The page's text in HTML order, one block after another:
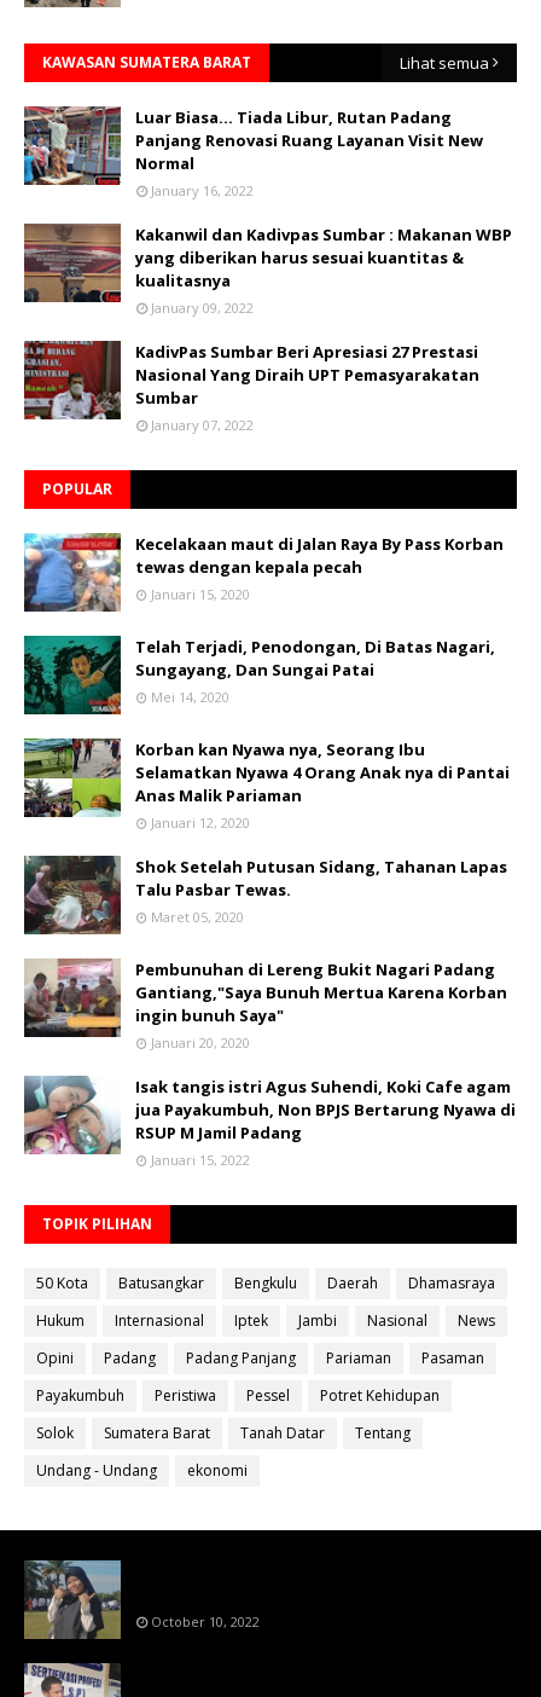
KAWASAN SUMATERA BARAT Lihat semua
Luar Biasa... Tiada Libur, Rutan Padang
Panjang Renovasi Ruang Layanan Visit New
Normal
January 16, 2022
Kakanwil dan Kadivpas Sumbar : Makanan WBP
yang diberikan harus sesuai kuantitas &
kualitasnya
January 09, 2022
KadivPas Sumbar Beri Apresiasi 27 Prestasi
Nasional Yang Diraih UPT Pemasyarakatan
Sumbar
January 07, 2022
POPULAR
Kecelakaan maut di Jalan Raya By Pass Korban
tewas dengan kepala pecah
Januari 15, 2020
Telah Terjadi, Penodongan, Di Batas Nagari,
Sungayang, Dan Sungai Patai
Mei 14, 2020
Korban kan Nyawa nya, Seorang Ibu
Selamatkan Nyawa 4 Orang Anak nya di Pantai
Anas Malik Pariaman
Januari 12, 2020
Shok Setelah Putusan Sidang, Tahanan Lapas
Talu Pasbar Tewas.
Maret 05, 2020
Pembunuhan di Lereng Bukit Nagari Padang
Gantiang,"Saya Bunuh Mertua Karena Korban
ingin bunuh Saya"
Januari 20, 2020
Isak tangis istri Agus Suhendi, Koki Cafe agam
jua Payakumbuh, Non BPJS Bertarung Nyawa di
RSUP M Jamil Padang
Januari 15, 2022
TOPIK PILIHAN
50 Kota Batusangkar Bengkulu Daerah
Dhamasraya
Hukum
Internasional Iptek Jambi Nasional
News
Opini
Padang Padang Panjang Pariaman
Pasaman
Payakumbuh
Peristiwa Pessel
Potret Kehidupan
Solok
Sumatera Barat Tanah Datar
Tentang
Undang - Undang
ekonomi
October 10, 2022